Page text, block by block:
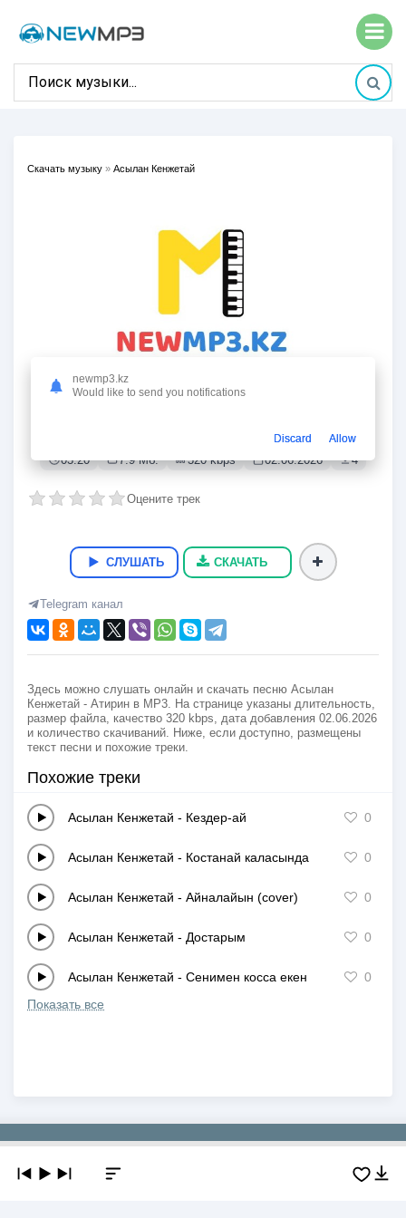
Скачать музыку » Асылан Кенжетай
03:20 7.9 Мб. 320 kbps 02.06.2026 4
Оцените трек
СЛУШАТЬ СКАЧАТЬ
Telegram канал
Здесь можно слушать онлайн и скачать песню Асылан
Кенжетай - Атирин в MP3. На странице указаны длительность,
размер файла, качество 320 kbps, дата добавления 02.06.2026
и количество скачиваний. Ниже, если доступно, размещены
текст песни и похожие треки.
Похожие треки
Асылан Кенжетай - Кездер-ай 0
Асылан Кенжетай - Костанай каласында 0
Асылан Кенжетай - Айналайын (cover) 0
Асылан Кенжетай - Достарым 0
Асылан Кенжетай - Сенимен косса екен
0
Показать все
newmp3.kz
Would like to send you notifications
Discard Allow